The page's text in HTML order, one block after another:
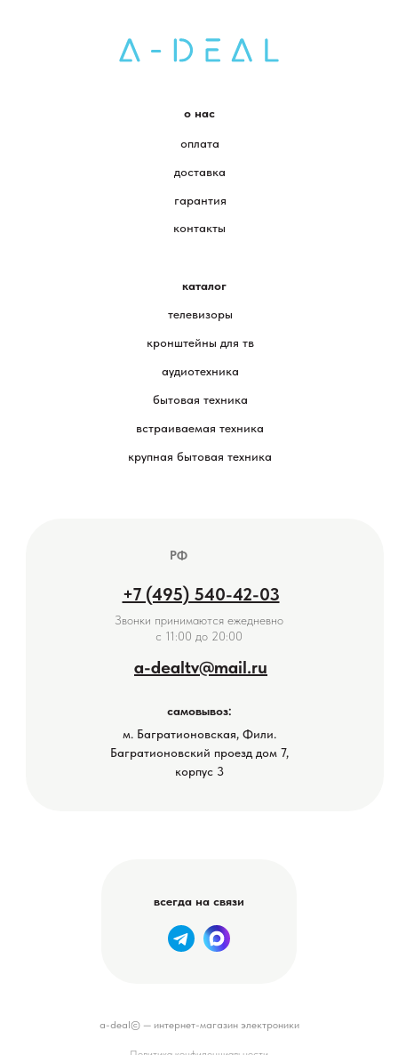
м. Багратионовская, Фили.
Багратионовский проезд дом 7,
корпус 3
+7 (495) 540-42-03
a-dealtv@mail.ru
Звонки принимаются ежедневно
с 11:00 до 20:00
самовывоз:
РФ
a-deal© — интернет-магазин электроники
всегда на связи
о нас
оплата
доставка
гарантия
каталог
телевизоры
кронштейны для тв
аудиотехника
крупная бытовая техника
бытовая техника
встраиваемая техника
контакты